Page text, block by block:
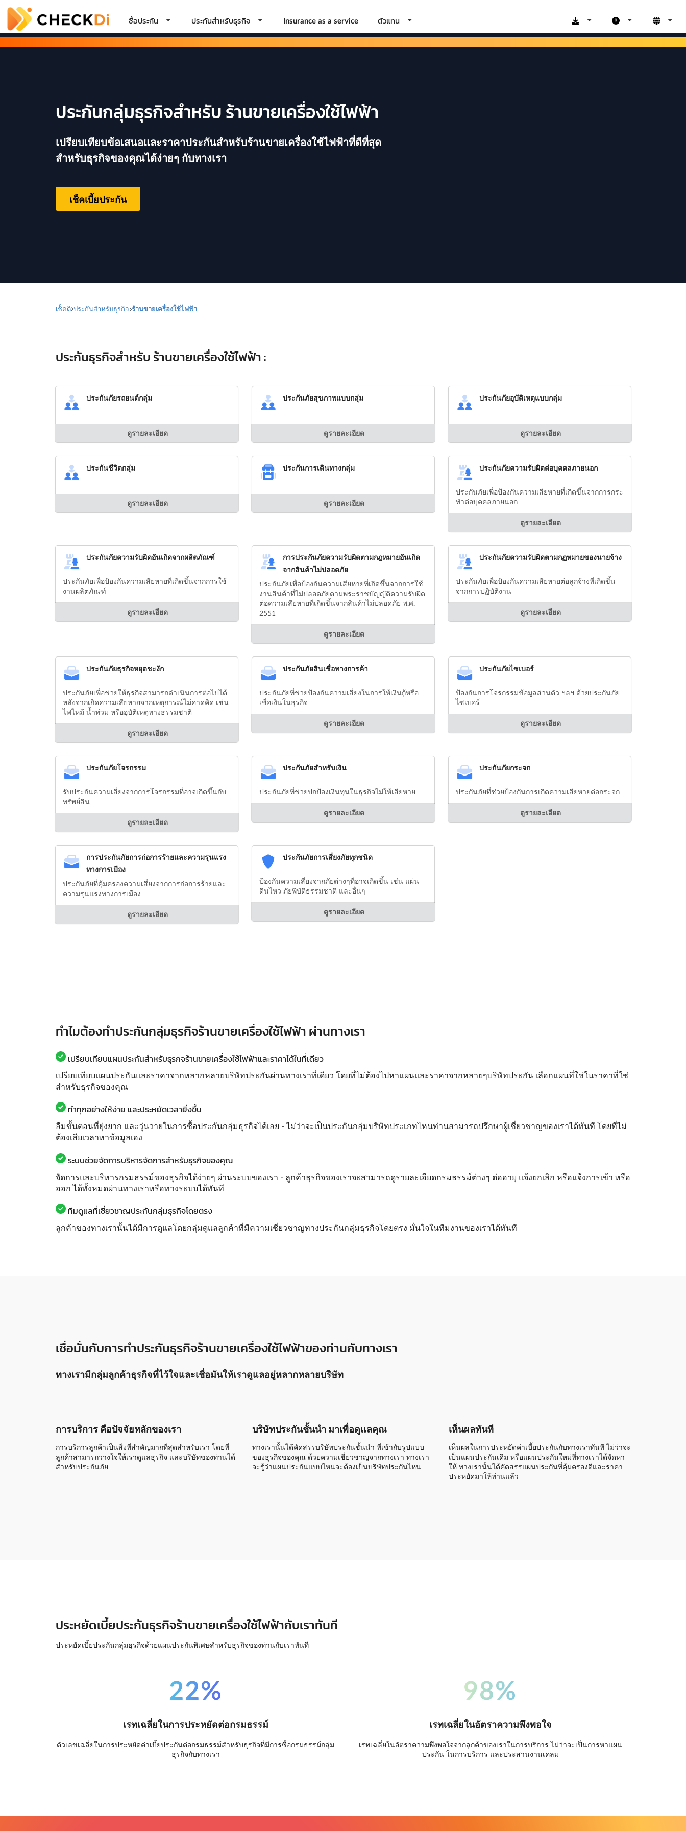
ซื้อประกัน ประกันสำหรับธุรกิจ Insurance as a service ตัวแทน
ประกันกลุ่มธุรกิจสำหรับ ร้านขายเครื่องใช้ไฟฟ้า
เปรียบเทียบข้อเสนอและราคาประกันสำหรับร้านขายเครื่องใช้ไฟฟ้าที่ดีที่สุด
สำหรับธุรกิจของคุณได้ง่ายๆ กับทางเรา
เช็คเบี้ยประกัน
เช็คดิ ประกันสำหรับธุรกิจ ร้านขายเครื่องใช้ไฟฟ้า
ประกันธุรกิจสำหรับ ร้านขายเครื่องใช้ไฟฟ้า :
ประกันภัยรถยนต์กลุ่ม
ดูรายละเอียด
ประกันภัยสุขภาพแบบกลุ่ม
ดูรายละเอียด
ประกันภัยอุบัติเหตุแบบกลุ่ม
ดูรายละเอียด
ประกันชีวิตกลุ่ม
ดูรายละเอียด
ประกันการเดินทางกลุ่ม
ดูรายละเอียด
ประกันภัยความรับผิดต่อบุคคลภายนอก
ประกันภัยเพื่อป้องกันความเสียหายที่เกิดขึ้นจากการกระ
ทำต่อบุคคลภายนอก
ดูรายละเอียด
ประกันภัยความรับผิดอันเกิดจากผลิตภัณฑ์
ประกันภัยเพื่อป้องกันความเสียหายที่เกิดขึ้นจากการใช้
งานผลิตภัณฑ์
ดูรายละเอียด
การประกันภัยความรับผิดตามกฎหมายอันเกิด
จากสินค้าไม่ปลอดภัย
ประกันภัยเพื่อป้องกันความเสียหายที่เกิดขึ้นจากการใช้
งานสินค้าที่ไม่ปลอดภัยตามพระราชบัญญัติความรับผิด
ต่อความเสียหายที่เกิดขึ้นจากสินค้าไม่ปลอดภัย พ.ศ.
2551
ดูรายละเอียด
ประกันภัยความรับผิดตามกฏหมายของนายจ้าง
ประกันภัยเพื่อป้องกันความเสียหายต่อลูกจ้างที่เกิดขึ้น
จากการปฏิบัติงาน
ดูรายละเอียด
ประกันภัยธุรกิจหยุดชะงัก
ประกันภัยเพื่อช่วยให้ธุรกิจสามารถดำเนินการต่อไปได้
หลังจากเกิดความเสียหายจากเหตุการณ์ไม่คาดคิด เช่น
ไฟไหม้ น้ำท่วม หรืออุบัติเหตุทางธรรมชาติ
ดูรายละเอียด
ประกันภัยสินเชื่อทางการค้า
ประกันภัยที่ช่วยป้องกันความเสี่ยงในการให้เงินกู้หรือ
เชื่อเงินในธุรกิจ
ดูรายละเอียด
ประกันภัยไซเบอร์
ป้องกันการโจรกรรมข้อมูลส่วนตัว ฯลฯ ด้วยประกันภัย
ไซเบอร์
ดูรายละเอียด
ประกันภัยโจรกรรม
รับประกันความเสี่ยงจากการโจรกรรมที่อาจเกิดขึ้นกับ
ทรัพย์สิน
ดูรายละเอียด
ประกันภัยสำหรับเงิน
ประกันภัยที่ช่วยปกป้องเงินทุนในธุรกิจไม่ให้เสียหาย
ดูรายละเอียด
ประกันภัยกระจก
ประกันภัยที่ช่วยป้องกันการเกิดความเสียหายต่อกระจก
ดูรายละเอียด
การประกันภัยการก่อการร้ายและความรุนแรง
ทางการเมือง
ประกันภัยที่คุ้มครองความเสี่ยงจากการก่อการร้ายและ
ความรุนแรงทางการเมือง
ดูรายละเอียด
ประกันภัยการเสี่ยงภัยทุกชนิด
ป้องกันความเสี่ยงจากภัยต่างๆที่อาจเกิดขึ้น เช่น แผ่น
ดินไหว ภัยพิบัติธรรมชาติ และอื่นๆ
ดูรายละเอียด
ทำไมต้องทำประกันกลุ่มธุรกิจร้านขายเครื่องใช้ไฟฟ้า ผ่านทางเรา
เปรียบเทียบแผนประกันสำหรับธุรกจร้านขายเครื่องใช้ไฟฟ้าและราคาได้ในที่เดียว
เปรียบเทียบแผนประกันและราคาจากหลากหลายบริษัทประกันผ่านทางเราที่เดียว โดยที่ไม่ต้องไปหาแผนและราคาจากหลายๆบริษัทประกัน เลือกแผนที่ใช่ในราคาที่ใช่
สำหรับธุรกิจของคุณ
ทำทุกอย่างให้ง่าย และประหยัดเวลายิ่งขึ้น
ลืมขั้นตอนที่ยุ่งยาก และวุ่นวายในการซื้อประกันกลุ่มธุรกิจได้เลย - ไม่ว่าจะเป็นประกันกลุ่มบริษัทประเภทไหนท่านสามารถปรึกษาผู้เชี่ยวชาญของเราได้ทันที โดยที่ไม่
ต้องเสียเวลาหาข้อมูลเอง
ระบบช่วยจัดการบริหารจัดการสำหรับธุรกิจของคุณ
จัดการและบริหารกรมธรรม์ของธุรกิจได้ง่ายๆ ผ่านระบบของเรา - ลูกค้าธุรกิจของเราจะสามารถดูรายละเอียดกรมธรรม์ต่างๆ ต่ออายุ แจ้งยกเลิก หรือแจ้งการเข้า หรือ
ออก ได้ทั้งหมดผ่านทางเราหรือทางระบบได้ทันที
ทีมดูแลที่เชี่ยวชาญประกันกลุ่มธุรกิจโดยตรง
ลูกค้าของทางเรานั้นได้มีการดูแลโดยกลุ่มดูแลลูกค้าที่มีความเชี่ยวชาญทางประกันกลุ่มธุรกิจโดยตรง มั่นใจในทีมงานของเราได้ทันที
เชื่อมั่นกับการทำประกันธุรกิจร้านขายเครื่องใช้ไฟฟ้าของท่านกับทางเรา
ทางเรามีกลุ่มลูกค้าธุรกิจที่ไว้ใจและเชื่อมันให้เราดูแลอยู่หลากหลายบริษัท
การบริการ คือปัจจัยหลักของเรา
การบริการลูกค้าเป็นสิ่งที่สำคัญมากที่สุดสำหรับเรา โดยที่
ลูกค้าสามารถวางใจให้เราดูแลธุรกิจ และบริษัทของท่านได้
สำหรับประกันภัย
บริษัทประกันชั้นนำ มาเพื่อดูแลคุณ
ทางเรานั้นได้คัดสรรบริษัทประกันชั้นนำ ที่เข้ากับรูปแบบ
ของธุรกิจของคุณ ด้วยความเชี่ยวชาญจากทางเรา ทางเรา
จะรู้ว่าแผนประกันแบบไหนจะต้องเป็นบริษัทประกันไหน
เห็นผลทันที
เห็นผลในการประหยัดค่าเบี้ยประกันกับทางเราทันที ไม่ว่าจะ
เป็นแผนประกันเดิม หรือแผนประกันใหม่ที่ทางเราได้จัดหา
ให้ ทางเรานั้นได้คัดสรรแผนประกันที่คุ้มครองดีและราคา
ประหยัดมาให้ท่านแล้ว
ประหยัดเบี้ยประกันธุรกิจร้านขายเครื่องใช้ไฟฟ้ากับเราทันที
ประหยัดเบี้ยประกันกลุ่มธุรกิจด้วยแผนประกันพิเศษสำหรับธุรกิจของท่านกับเราทันที
22%
เรทเฉลี่ยในการประหยัดต่อกรมธรรม์
ตัวเลขเฉลี่ยในการประหยัดค่าเบี้ยประกันต่อกรมธรรม์สำหรับธุรกิจที่มีการซื้อกรมธรรม์กลุ่ม
ธุรกิจกับทางเรา
98%
เรทเฉลี่ยในอัตราความพึงพอใจ
เรทเฉลี่ยในอัตราความพึงพอใจจากลูกค้าของเราในการบริการ ไม่ว่าจะเป็นการหาแผน
ประกัน ในการบริการ และประสานงานเคลม